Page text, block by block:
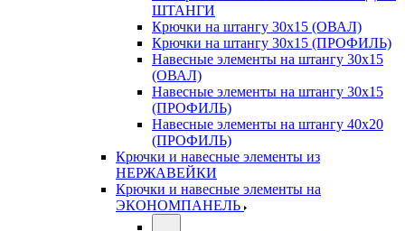
ШТАНГИ
Крючки на штангу 30х15 (ОВАЛ)
Крючки на штангу 30х15 (ПРОФИЛЬ)
Навесные элементы на штангу 30х15
(ОВАЛ)
Навесные элементы на штангу 30х15
(ПРОФИЛЬ)
Навесные элементы на штангу 40х20
(ПРОФИЛЬ)
Крючки и навесные элементы из
НЕРЖАВЕЙКИ
Крючки и навесные элементы на
ЭКОНОМПАНЕЛЬ